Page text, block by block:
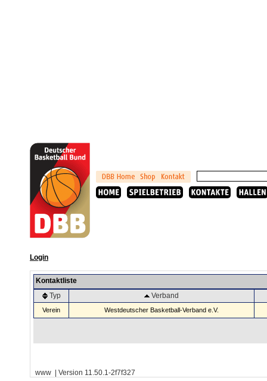
Login
Kontaktliste
Typ
Verband
Verein Westdeutscher Basketball-Verband e.V.
www | Version 11.50.1-2f7f327